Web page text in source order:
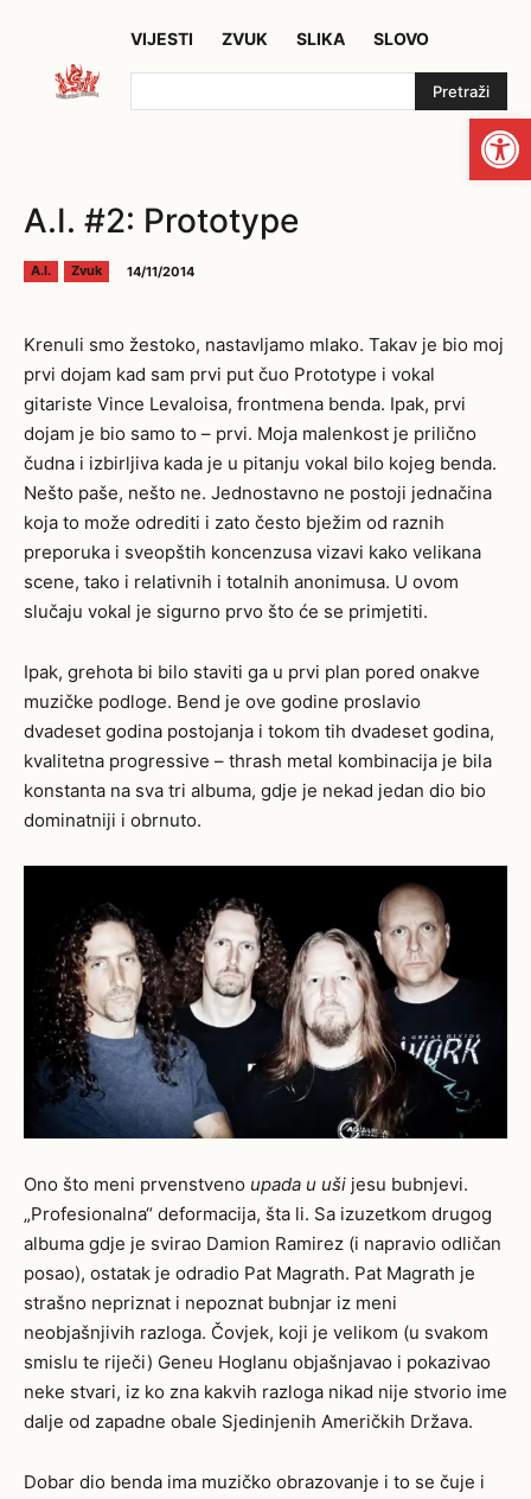
VIJESTI ZVUK SLIKA SLOVO
Pretraži
A.I. #2: Prototype
A.I. Zvuk 14/11/2014
Krenuli smo žestoko, nastavljamo mlako. Takav je bio moj
prvi dojam kad sam prvi put čuo Prototype i vokal
gitariste Vince Levaloisa, frontmena benda. Ipak, prvi
dojam je bio samo to – prvi. Moja malenkost je prilično
čudna i izbirljiva kada je u pitanju vokal bilo kojeg benda.
Nešto paše, nešto ne. Jednostavno ne postoji jednačina
koja to može odrediti i zato često bježim od raznih
preporuka i sveopštih koncenzusa vizavi kako velikana
scene, tako i relativnih i totalnih anonimusa. U ovom
slučaju vokal je sigurno prvo što će se primjetiti.
Ipak, grehota bi bilo staviti ga u prvi plan pored onakve
muzičke podloge. Bend je ove godine proslavio
dvadeset godina postojanja i tokom tih dvadeset godina,
kvalitetna progressive – thrash metal kombinacija je bila
konstanta na sva tri albuma, gdje je nekad jedan dio bio
dominatniji i obrnuto.
Ono što meni prvenstveno upada u uši jesu bubnjevi.
„Profesionalna“ deformacija, šta li. Sa izuzetkom drugog
albuma gdje je svirao Damion Ramirez (i napravio odličan
posao), ostatak je odradio Pat Magrath. Pat Magrath je
strašno nepriznat i nepoznat bubnjar iz meni
neobjašnjivih razloga. Čovjek, koji je velikom (u svakom
smislu te riječi) Geneu Hoglanu objašnjavao i pokazivao
neke stvari, iz ko zna kakvih razloga nikad nije stvorio ime
dalje od zapadne obale Sjedinjenih Američkih Država.
Dobar dio benda ima muzičko obrazovanje i to se čuje i